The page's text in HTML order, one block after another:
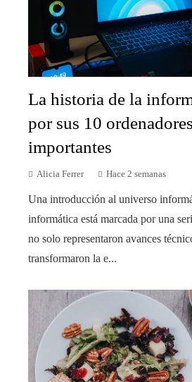
La historia de la
por sus 10
importantes
Alicia Ferrer Hace 2 semanas
Una introducción al universo
informática está marcada por una
no solo representaron avances
transformaron la e...